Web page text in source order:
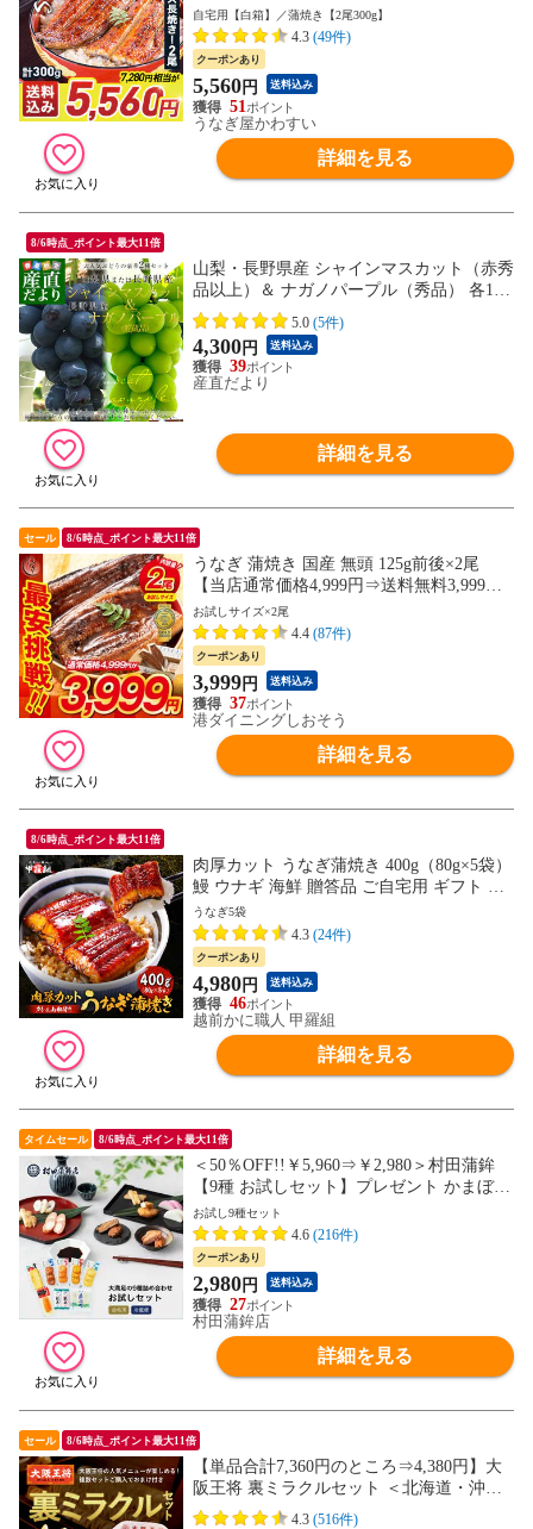
料 ウナギ 蒲焼き 食品 ギフト 誕生日プレ
ゼント 母親 父親 お取り寄せ グルメ 海鮮
人気 おすすめ お中元 御中元 内祝 ＜のし
対応可＞
自宅用【白箱】／蒲焼き【2尾300g】
4.3 (49件)
クーポンあり
5,560円 送料込み
51
うなぎ屋かわすい
詳細を見る
8/6時点_ポイント最大11倍
山梨・長野県産 シャインマスカット（赤秀
品以上）＆ ナガノパープル（秀品） 各1房
合計約1キロ 送料無料 ぶどう 葡萄 ぶどう
セット
5.0 (5件)
4,300円 送料込み
39
産直だより
詳細を見る
セール 8/6時点_ポイント最大11倍
うなぎ 蒲焼き 国産 無頭 125g前後×2尾
【当店通常価格4,999円⇒送料無料3,999
円！】ウナギ 鰻 化粧箱 プレゼント 贈り物
ギフト
お試しサイズ×2尾
4.4 (87件)
クーポンあり
3,999円 送料込み
37
港ダイニングしおそう
詳細を見る
8/6時点_ポイント最大11倍
肉厚カット うなぎ蒲焼き 400g（80g×5袋）
鰻 ウナギ 海鮮 贈答品 ご自宅用 ギフト 冷
凍 送料無料 海鮮vs肉 御中元 お中元 残暑見
舞い 夏ギフト
うなぎ5袋
4.3 (24件)
クーポンあり
4,980円 送料込み
46
越前かに職人 甲羅組
詳細を見る
タイムセール 8/6時点_ポイント最大11倍
＜50％OFF!!￥5,960⇒￥2,980＞村田蒲鉾
【9種 お試しセット】プレゼント かまぼこ
初節句 内祝い お祝い お返し 蒲鉾 母の日
父の日 お中元 お歳暮 おつまみ 惣菜 さつ
ま揚げ ギフト
お試し9種セット
4.6 (216件)
クーポンあり
2,980円 送料込み
27
村田蒲鉾店
詳細を見る
セール 8/6時点_ポイント最大11倍
【単品合計7,360円のところ⇒4,380円】大
阪王将 裏ミラクルセット ＜北海道・沖縄
は別途追加送料＞ 餃子 チャーハン お取り
4.3 (516件)